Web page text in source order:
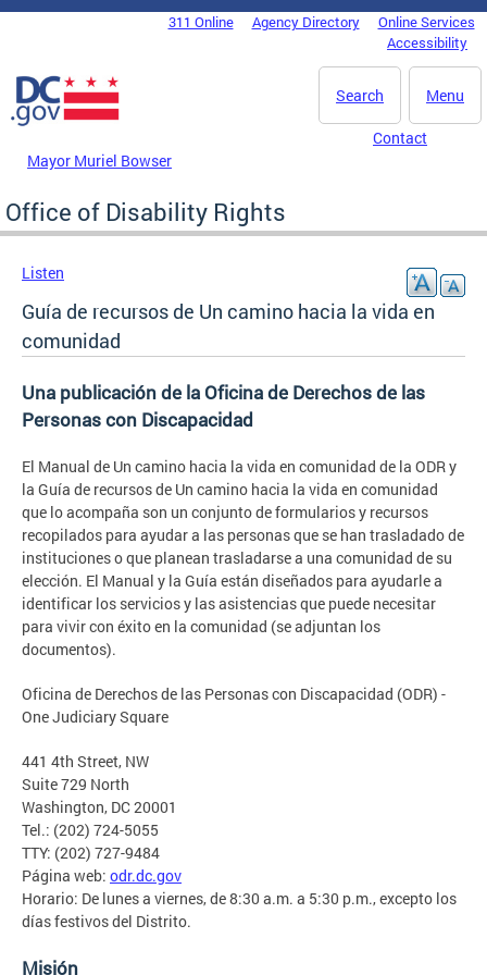
Skip to main content
DC Agency Top Menu311 Online Agency Directory
Online Services
Accessibility
Menu
Search
Mayor Muriel Bowser
Contact
Office of Disability Rights
Listen
Guía de recursos de Un camino hacia la vida en
comunidad
Una publicación de la Oficina de Derechos de las
Personas con Discapacidad
El Manual de Un camino hacia la vida en comunidad de la ODR y
la Guía de recursos de Un camino hacia la vida en comunidad
que lo acompaña son un conjunto de formularios y recursos
recopilados para ayudar a las personas que se han trasladado de
instituciones o que planean trasladarse a una comunidad de su
elección. El Manual y la Guía están diseñados para ayudarle a
identificar los servicios y las asistencias que puede necesitar
para vivir con éxito en la comunidad (se adjuntan los
documentos).
Oficina de Derechos de las Personas con Discapacidad (ODR) -
One Judiciary Square
441 4th Street, NW
Suite 729 North
Washington, DC 20001
Tel.: (202) 724-5055
TTY: (202) 727-9484
Página web: odr.dc.gov
Horario: De lunes a viernes, de 8:30 a.m. a 5:30 p.m., excepto los
días festivos del Distrito.
Misión